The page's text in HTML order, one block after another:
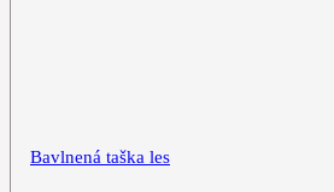
Bavlnená taška les